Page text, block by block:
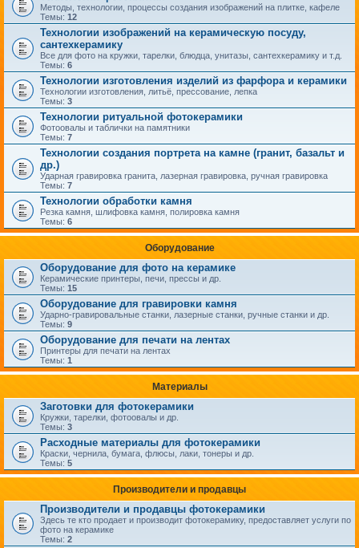
Методы, технологии, процессы создания изображений на плитке, кафеле
Темы: 12
Технологии изображений на керамическую посуду,
сантехкерамику
Все для фото на кружки, тарелки, блюдца, унитазы, сантехкерамику и т.д.
Темы: 6
Технологии изготовления изделий из фарфора и керамики
Технологии изготовления, литьё, прессование, лепка
Темы: 3
Технологии ритуальной фотокерамики
Фотоовалы и таблички на памятники
Темы: 7
Технологии создания портрета на камне (гранит, базальт и
др.)
Ударная гравировка гранита, лазерная гравировка, ручная гравировка
Темы: 7
Технологии обработки камня
Резка камня, шлифовка камня, полировка камня
Темы: 6
Оборудование
Оборудование для фото на керамике
Керамические принтеры, печи, прессы и др.
Темы: 15
Оборудование для гравировки камня
Ударно-гравировальные станки, лазерные станки, ручные станки и др.
Темы: 9
Оборудование для печати на лентах
Принтеры для печати на лентах
Темы: 1
Материалы
Заготовки для фотокерамики
Кружки, тарелки, фотоовалы и др.
Темы: 3
Расходные материалы для фотокерамики
Краски, чернила, бумага, флюсы, лаки, тонеры и др.
Темы: 5
Производители и продавцы
Производители и продавцы фотокерамики
Здесь те кто продает и производит фотокерамику, предоставляет услуги по
фото на керамике
Темы: 2